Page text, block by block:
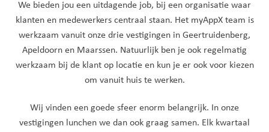
We bieden jou een uitdagende job, bij een organisatie waar
klanten en medewerkers centraal staan. Het myAppX team is
werkzaam vanuit onze drie vestigingen in Geertruidenberg,
Apeldoorn en Maarssen. Natuurlijk ben je ook regelmatig
werkzaam bij de klant op locatie en kun je er ook voor kiezen
om vanuit huis te werken.
Wij vinden een goede sfeer enorm belangrijk. In onze
vestigingen lunchen we dan ook graag samen. Elk kwartaal